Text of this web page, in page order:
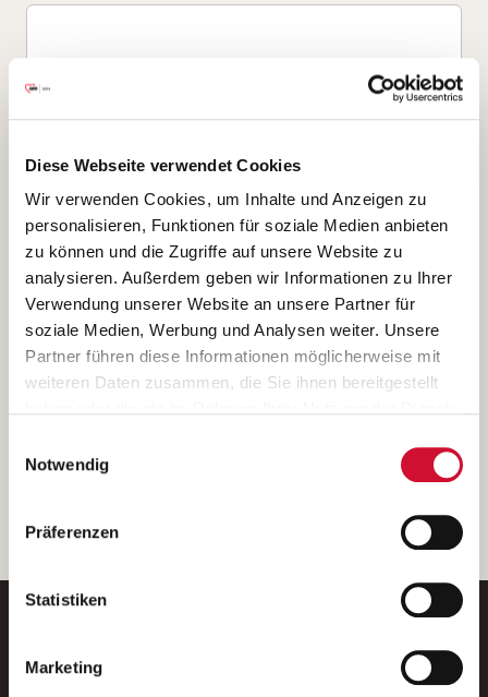
Diese Webseite verwendet Cookies
Wir verwenden Cookies, um Inhalte und Anzeigen zu
personalisieren, Funktionen für soziale Medien anbieten
zu können und die Zugriffe auf unsere Website zu
analysieren. Außerdem geben wir Informationen zu Ihrer
Verwendung unserer Website an unsere Partner für
soziale Medien, Werbung und Analysen weiter. Unsere
Partner führen diese Informationen möglicherweise mit
weiteren Daten zusammen, die Sie ihnen bereitgestellt
Wenn Sie auf „Cookies zulassen“ klicken, so stimmen
Sie der Speicherung sämtlicher Cookies zu. Sie können
Ihre Einwilligung selbstverständlich jederzeit widerrufen,
indem Sie die Cookie-Einstellungen aufrufen und diese
unserer
Notwendig
Präferenzen
Statistiken
Marketing
Ich bin damit einverstanden, dass meine personenbezogenen Daten
ausschließlich zum Zweck der Durchführung der Kontaktanfrage
verarbeitet, auf IT- Systemen der Garitz Bewirtschaftungsbetriebe
GmbH, Heinrich-von-Kleist-Straße 2, 97688 Bad Kissingen
(Betreiber) gespeichert und an die für das Stellenangebot
verantwortliche Stelle zur Kontaktaufnahme weitergegeben
werden.
Diese Einwilligungserklärung kann ich jederzeit gegenüber dem
Weitere Details können Sie der
entnehmen.